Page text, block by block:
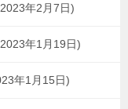
2023年2月7日
2023年1月19日
年1月15日